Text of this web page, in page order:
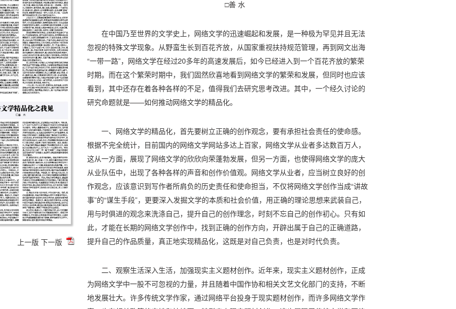
上一版 下一版
□善 水
在中国乃至世界的文学史上，网络文学的迅速崛起和发展，是一种极为罕见并且无法
忽视的特殊文学现象。从野蛮生长到百花齐放，从国家重视扶持规范管理，再到网文出海
“一带一路”，网络文学在经过20多年的高速发展后，如今已经进入到一个百花齐放的繁荣
时期。而在这个繁荣时期中，我们固然欣喜地看到网络文学的繁荣和发展，但同时也应该
看到，其中还存在着各种各样的不足，值得我们去研究思考改进。其中，一个经久讨论的
研究命题就是——如何推动网络文学的精品化。
一、网络文学的精品化，首先要树立正确的创作观念，要有承担社会责任的使命感。
根据不完全统计，目前国内的网络文学网站多达上百家，网络文学从业者多达数百万人，
这从一方面，展现了网络文学的欣欣向荣蓬勃发展，但另一方面，也使得网络文学的庞大
从业队伍中，出现了各种各样的声音和创作价值观。网络文学从业者，应当树立良好的创
作观念，应该意识到写作者所肩负的历史责任和使命担当，不仅将网络文学创作当成“讲故
事”的“谋生手段”，更要深入发掘文学的本质和社会价值，用正确的理论思想来武装自己，
用与时俱进的观念来洗涤自己，提升自己的创作理念，时刻不忘自己的创作初心。只有如
此，才能在长期的网络文学创作中，找到正确的创作方向，开辟出属于自己的正确道路，
提升自己的作品质量，真正地实现精品化，这既是对自己负责，也是对时代负责。
二、观察生活深入生活，加强现实主义题材创作。近年来，现实主义题材创作，正成
为网络文学中一股不可忽视的力量，并且随着中国作协和相关文艺文化部门的支持，不断
地发展壮大。许多传统文学作家，通过网络平台投身于现实题材创作，而许多网络文学作